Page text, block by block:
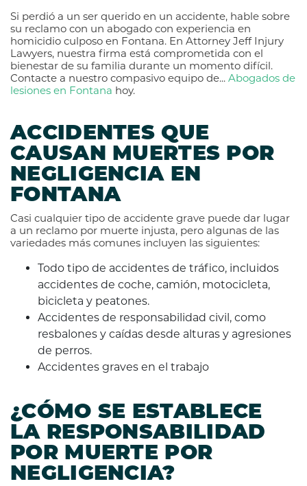
Si perdió a un ser querido en un accidente, hable sobre
su reclamo con un abogado con experiencia en
homicidio culposo en Fontana. En Attorney Jeff Injury
Lawyers, nuestra firma está comprometida con el
bienestar de su familia durante un momento difícil.
Contacte a nuestro compasivo equipo de... Abogados de
lesiones en Fontana hoy.
ACCIDENTES QUE
CAUSAN MUERTES POR
NEGLIGENCIA EN
FONTANA
Casi cualquier tipo de accidente grave puede dar lugar
a un reclamo por muerte injusta, pero algunas de las
variedades más comunes incluyen las siguientes:
Todo tipo de accidentes de tráfico, incluidos
accidentes de coche, camión, motocicleta,
bicicleta y peatones.
Accidentes de responsabilidad civil, como
resbalones y caídas desde alturas y agresiones
de perros.
Accidentes graves en el trabajo
¿CÓMO SE ESTABLECE
LA RESPONSABILIDAD
POR MUERTE POR
NEGLIGENCIA?